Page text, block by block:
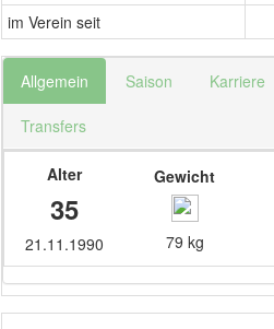
im Verein seit
Allgemein Saison Karriere
Transfers
Alter
35
21.11.1990
Gewicht
79 kg